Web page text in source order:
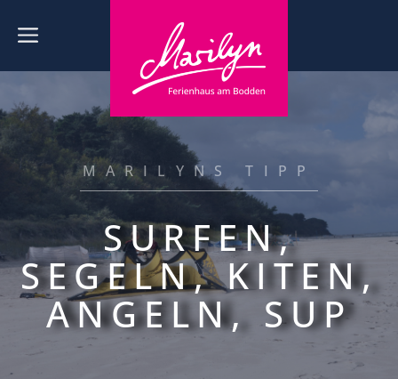
InhaltMenü
MARILYNS TIPP
SURFEN,
SEGELN, KITEN,
ANGELN, SUP